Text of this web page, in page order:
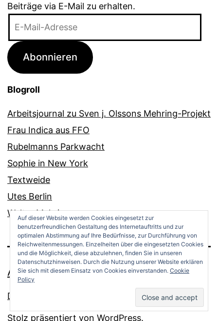
Beiträge via E-Mail zu erhalten.
Adresse
Abonnieren
Blogroll
Arbeitsjournal zu Sven j. Olssons Mehring-Projekt
Frau Indica aus FFO
Rubelmanns Parkwacht
Sophie in New York
Textweide
Utes Berlin
Walter Mehring
ANDREAS OPPERMANN
Datenschutz
Stolz präsentiert von WordPress.
Auf dieser Website werden Cookies eingesetzt zur
benutzerfreundlichen Gestaltung des Internetauftritts und zur
optimalen Abstimmung auf Ihre Bedürfnisse, zur Durchführung von
Reichweitenmessungen. Einzelheiten über die eingesetzten Cookies
und die Möglichkeit, diese abzulehnen, finden Sie in unseren
Datenschutzhinweisen. Durch die Nutzung unserer Website erklären
Sie sich mit diesem Einsatz von Cookies einverstanden. Cookie
Policy